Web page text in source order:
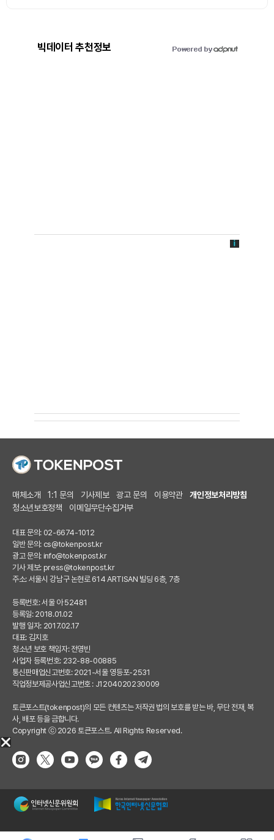
빅데이터 추천정보
매체소개 1:1 문의 기사제보 광고 문의 이용약관
개인정보처리방침
청소년보호정책
이메일무단수집거부
대표 문의: 02-6674-1012
일반 문의: cs@tokenpost.kr
광고 문의: info@tokenpost.kr
기사 제보: press@tokenpost.kr
주소: 서울시 강남구 논현로 614 ARTISAN 빌딩 6층, 7층
등록번호: 서울 아 52481
등록일: 2018.01.02
발행 일자: 2017.02.17
대표: 김지호
청소년 보호 책임자: 전영빈
사업자 등록번호: 232-88-00885
통신판매업신고번호: 2021-서울 영등포-2531
직업정보제공사업신고번호 : J1204020230009
토큰포스트(tokenpost)의 모든 컨텐츠는 저작권 법의 보호를 받는 바, 무단 전재, 복
사, 배포 등을 금합니다.
Copyright ⓒ 2026 토큰포스트. All Rights Reserved.